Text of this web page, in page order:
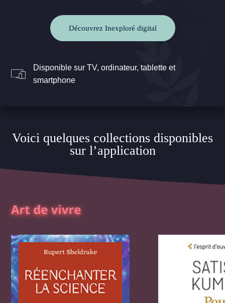
Découvrez Inexploré digital
Disponible sur TV, ordinateur, tablette et
smartphone
Voici quelques collections disponibles
sur l’application